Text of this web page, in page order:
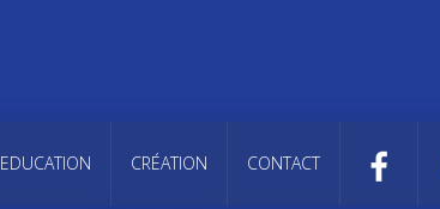
EDUCATION CRÉATION CONTACT